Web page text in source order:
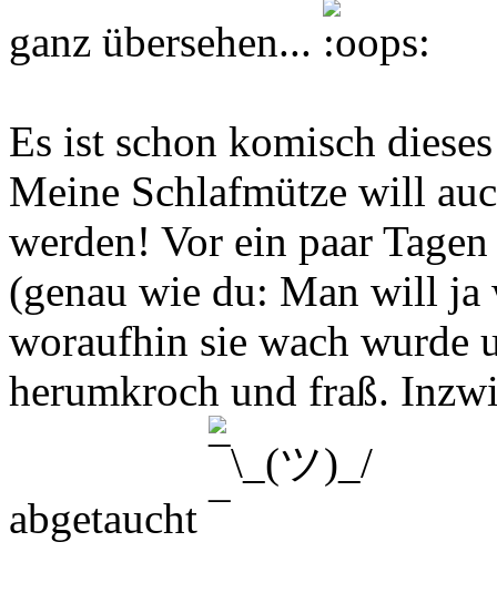
ganz übersehen...
Es ist schon komisch
Meine Schlafmütze will
werden! Vor ein paar
(genau wie du: Man will ja
woraufhin sie wach wurde
herumkroch und fraß.
abgetaucht